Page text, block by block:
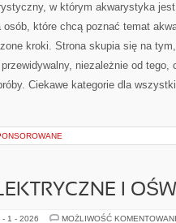
w którym akwarystyka
które chcą poznać temat
kroki. Strona skupia się na
niezależnie od
Ciekawe kategorie dla
I
- 1 - 2026 MOŻLIWOŚĆ